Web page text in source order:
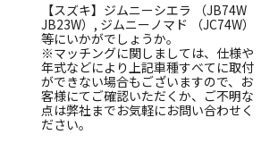
【スズキ】ジムニーシエラ （JB74W
JB23W）, ジムニーノマド （JC74W）
等にいかがでしょうか。
※マッチングに関しましては、仕様や
年式などにより上記車種すべてに取付
ができない場合もございますので、お
客様にてご確認いただくか、ご不明な
点は弊社までお気軽にお問い合わせく
ださい。